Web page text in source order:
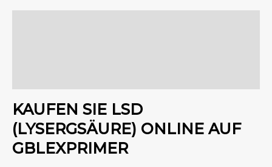
KAUFEN SIE LSD
(LYSERGSÄURE) ONLINE AUF
GBLEXPRIMER